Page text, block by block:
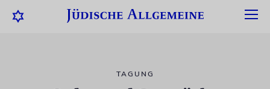
TAGUNG